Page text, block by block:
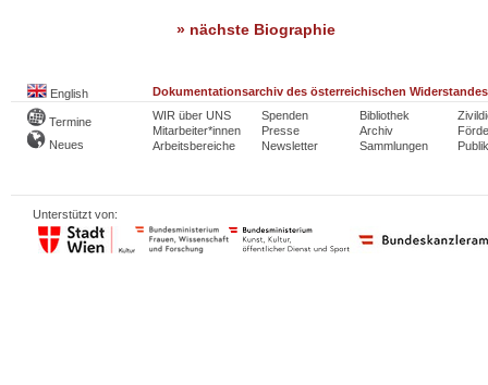
» nächste Biographie
English Dokumentationsarchiv des österreichischen Widerstandes
Termine
Neues
WIR über UNS
Mitarbeiter*innen
Arbeitsbereiche
Spenden
Presse
Newsletter
Bibliothek
Archiv
Sammlungen
Unterstützt von: